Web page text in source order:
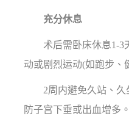
充分休息
术后需卧床休息1-3
动或剧烈运动(如跑步、
2周内避免久站、久
防子宫下垂或出血增多。